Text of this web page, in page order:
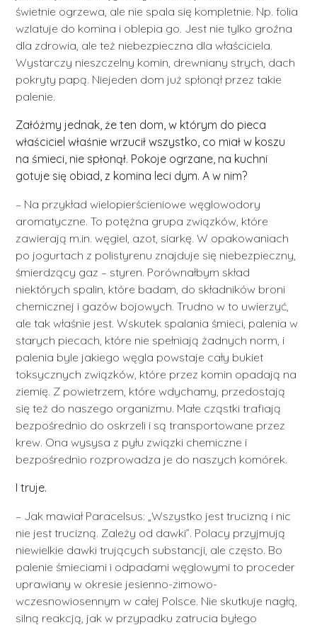
świetnie ogrzewa, ale nie spala się kompletnie. Np. folia
wzlatuje do komina i oblepia go. Jest nie tylko groźna
dla zdrowia, ale też niebezpieczna dla właściciela.
Wystarczy nieszczelny komin, drewniany strych, dach
pokryty papą. Niejeden dom już spłonął przez takie
palenie.
Załóżmy jednak, że ten dom, w którym do pieca
właściciel właśnie wrzucił wszystko, co miał w koszu
na śmieci, nie spłonął. Pokoje ogrzane, na kuchni
gotuje się obiad, z komina leci dym. A w nim?
– Na przykład wielopierścieniowe węglowodory
aromatyczne. To potężna grupa związków, które
zawierają m.in. węgiel, azot, siarkę. W opakowaniach
po jogurtach z polistyrenu znajduje się niebezpieczny,
śmierdzący gaz – styren. Porównałbym skład
niektórych spalin, które badam, do składników broni
chemicznej i gazów bojowych. Trudno w to uwierzyć,
ale tak właśnie jest. Wskutek spalania śmieci, palenia w
starych piecach, które nie spełniają żadnych norm, i
palenia byle jakiego węgla powstaje cały bukiet
toksycznych związków, które przez komin opadają na
ziemię. Z powietrzem, które wdychamy, przedostają
się też do naszego organizmu. Małe cząstki trafiają
bezpośrednio do oskrzeli i są transportowane przez
krew. Ona wysysa z pyłu związki chemiczne i
bezpośrednio rozprowadza je do naszych komórek.
I truje.
– Jak mawiał Paracelsus: „Wszystko jest trucizną i nic
nie jest trucizną. Zależy od dawki”. Polacy przyjmują
niewielkie dawki trujących substancji, ale często. Bo
palenie śmieciami i odpadami węglowymi to proceder
uprawiany w okresie jesienno-zimowo-
wczesnowiosennym w całej Polsce. Nie skutkuje nagłą,
silną reakcją, jak w przypadku zatrucia byłego